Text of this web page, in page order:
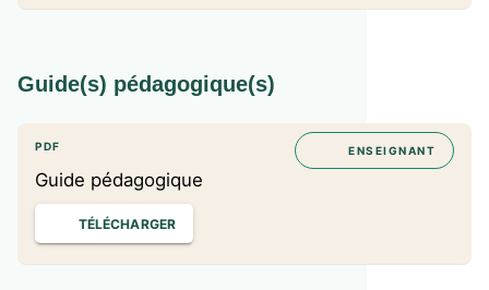
Guide(s) pédagogique(s)
PDF
Guide pédagogique
ENSEIGNANT
TÉLÉCHARGER